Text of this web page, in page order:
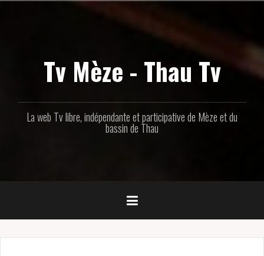
Tv Mèze - Thau Tv
La web Tv libre, indépendante et participative de Mèze et du
bassin de Thau